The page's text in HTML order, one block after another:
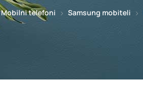
Mobilni telefoni Samsung mobiteli